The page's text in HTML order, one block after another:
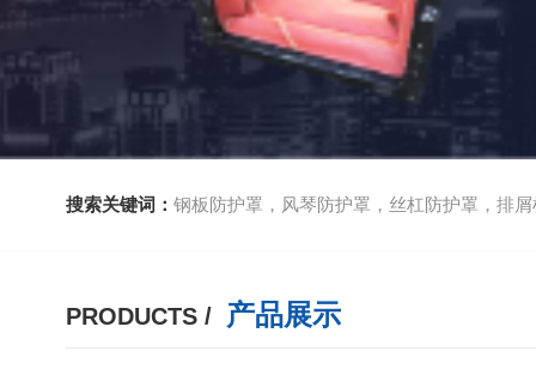
搜索关键词： 钢板防护罩，风琴防护罩，丝杠防护罩，排屑机
PRODUCTS / 产品展示